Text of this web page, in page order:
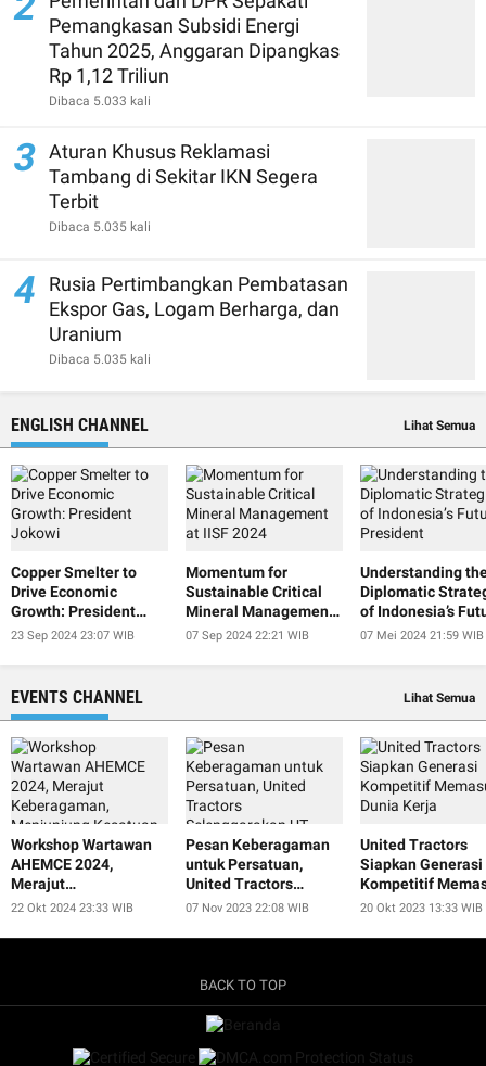
Pemangkasan Subsidi Energi
Tahun 2025, Anggaran Dipangkas
Rp 1,12 Triliun
Dibaca 5.033 kali
3 Aturan Khusus Reklamasi
Tambang di Sekitar IKN Segera
Terbit
Dibaca 5.035 kali
4
Rusia Pertimbangkan Pembatasan
Ekspor Gas, Logam Berharga, dan
Uranium
Dibaca 5.035 kali
ENGLISH CHANNEL Lihat Semua
Copper Smelter to
Drive Economic
Growth: President
Jokowi
23 Sep 2024 23:07 WIB
Momentum for
Sustainable Critical
Mineral Management
at IISF 2024
07 Sep 2024 22:21 WIB
Understanding
Diplomatic
of Indonesia’s
President
07 Mei 2024 21:59 WIB
EVENTS CHANNEL Lihat Semua
Workshop Wartawan
AHEMCE 2024,
Merajut
Keberagaman,
dan Menjaga
22 Okt 2024 23:33 WIB
Pesan Keberagaman
untuk Persatuan,
United Tractors
Selenggarakan UT
2023
07 Nov 2023 22:08 WIB
United Tractors
Siapkan Generasi
Kompetitif
Dunia Kerja
20 Okt 2023 13:33 WIB
BACK TO TOP